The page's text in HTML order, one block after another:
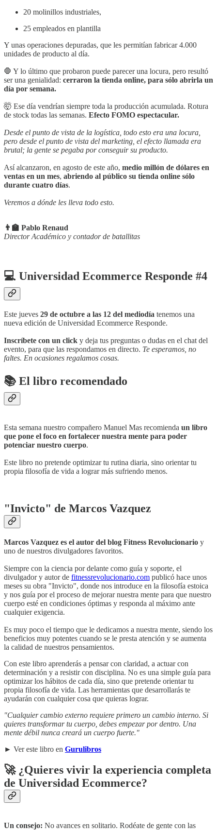
20 molinillos industriales,
25 empleados en plantilla
Y unas operaciones depuradas, que les permitían fabricar 4.000
unidades de producto al día.
🛑 Y lo último que probaron puede parecer una locura, pero resultó
ser una genialidad: cerraron la tienda online, para sólo abrirla un
día por semana.
🤯 Ese día vendrían siempre toda la producción acumulada. Rotura
de stock todas las semanas. Efecto FOMO espectacular.
Desde el punto de vista de la logística, todo esto era una locura,
pero desde el punto de vista del marketing, el efecto llamada era
brutal; la gente se pegaba por conseguir su producto.
Así alcanzaron, en agosto de este año, medio millón de dólares en
ventas en un mes, abriendo al público su tienda online sólo
durante cuatro días.
Veremos a dónde les lleva todo esto.
👨‍🏫 Pablo Renaud
Director Académico y contador de batallitas
💻 Universidad Ecommerce Responde #4
Este jueves 29 de octubre a las 12 del mediodía tenemos una
nueva edición de Universidad Ecommerce Responde.
Inscríbete con un click y deja tus preguntas o dudas en el chat del
evento, para que las respondamos en directo. Te esperamos, no
faltes. En ocasiones regalamos cosas.
📚 El libro recomendado
Esta semana nuestro compañero Manuel Mas recomienda un libro
que pone el foco en fortalecer nuestra mente para poder
potenciar nuestro cuerpo.
Este libro no pretende optimizar tu rutina diaria, sino orientar tu
propia filosofía de vida a lograr más sufriendo menos.
"Invicto" de Marcos Vazquez
Marcos Vazquez es el autor del blog Fitness Revolucionario y
uno de nuestros divulgadores favoritos.
Siempre con la ciencia por delante como guía y soporte, el
divulgador y autor de fitnessrevolucionario.com publicó hace unos
meses su obra "Invicto", donde nos introduce en la filosofía estoica
y nos guía por el proceso de mejorar nuestra mente para que nuestro
cuerpo esté en condiciones óptimas y responda al máximo ante
cualquier exigencia.
Es muy poco el tiempo que le dedicamos a nuestra mente, siendo los
beneficios muy potentes cuando se le presta atención y se aumenta
la calidad de nuestros pensamientos.
Con este libro aprenderás a pensar con claridad, a actuar con
determinación y a resistir con disciplina. No es una simple guía para
optimizar los hábitos de cada día, sino que pretende orientar tu
propia filosofía de vida. Las herramientas que desarrollarás te
ayudarán con cualquier cosa que quieras lograr.
"Cualquier cambio externo requiere primero un cambio interno. Si
quieres transformar tu cuerpo, debes empezar por dentro. Una
mente débil nunca creará un cuerpo fuerte."
► Ver este libro en Gurulibros
🚀 ¿Quieres vivir la experiencia completa
de Universidad Ecommerce?
Un consejo: No avances en solitario. Rodéate de gente con las